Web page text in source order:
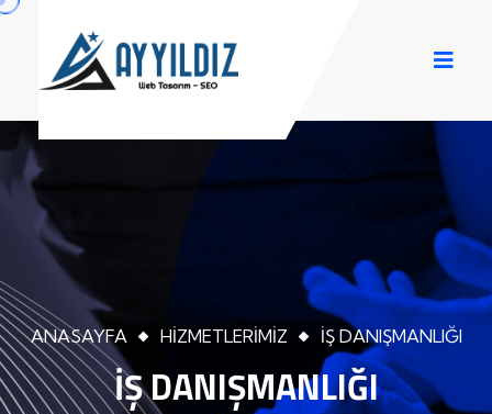
ANASAYFA HIZMETLERIMIZ İŞ DANIŞMANLIĞI
İŞ DANIŞMANLIĞI